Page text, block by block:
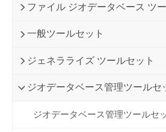
ファイル ジオデータベース ツ
一般ツールセット
ジェネラライズ ツールセット
ジオデータベース管理ツールセ
ジオデータベース管理ツールセ